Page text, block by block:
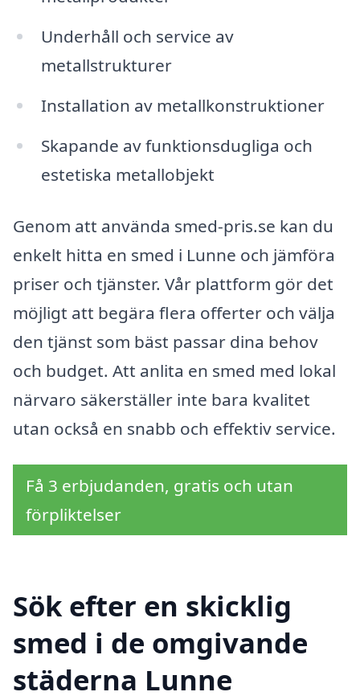
Underhåll och service av
metallstrukturer
Installation av metallkonstruktioner
Skapande av funktionsdugliga och
estetiska metallobjekt
Genom att använda smed-pris.se kan du
enkelt hitta en smed i Lunne och jämföra
priser och tjänster. Vår plattform gör det
möjligt att begära flera offerter och välja
den tjänst som bäst passar dina behov
och budget. Att anlita en smed med lokal
närvaro säkerställer inte bara kvalitet
utan också en snabb och effektiv service.
Få 3 erbjudanden, gratis och utan
förpliktelser
Sök efter en skicklig
smed i de omgivande
städerna Lunne